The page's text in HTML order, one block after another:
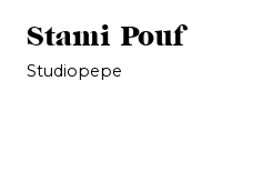
Stami Pouf
Studiopepe